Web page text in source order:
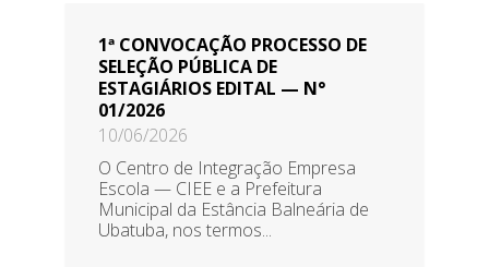
1ª CONVOCAÇÃO PROCESSO DE
SELEÇÃO PÚBLICA DE
ESTAGIÁRIOS EDITAL — N°
01/2026
10/06/2026
O Centro de Integração Empresa
Escola — CIEE e a Prefeitura
Municipal da Estância Balneária de
Ubatuba, nos termos...